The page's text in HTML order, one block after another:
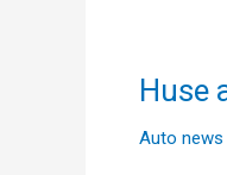
Huse
Auto news
Huse
pentru